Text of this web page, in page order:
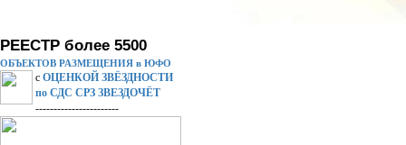
РЕЕСТР более 5500
ОБЪЕКТОВ РАЗМЕЩЕНИЯ в ЮФО
с ОЦЕНКОЙ ЗВЁЗДНОСТИ
по СДС СРЗ ЗВЕЗДОЧЁТ
-----------------------